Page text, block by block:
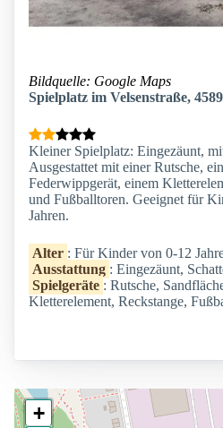
Bildquelle: Google Maps
Spielplatz im Velsenstraße,
Kleiner Spielplatz: Eingezäunt,
Ausgestattet mit einer Rutsche,
Federwippgerät, einem
und Fußballtoren. Geeignet für
Jahren.
Alter : Für Kinder von 0-12
Ausstattung : Eingezäunt,
Spielgeräte : Rutsche,
Kletterelement, Reckstange,
+